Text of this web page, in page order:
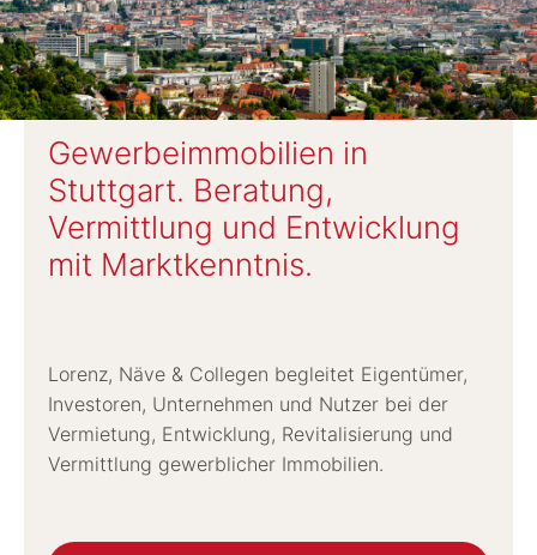
Gewerbeimmobilien in
Stuttgart. Beratung,
Vermittlung und Entwicklung
mit Marktkenntnis.
Lorenz, Näve & Collegen begleitet Eigentümer,
Investoren, Unternehmen und Nutzer bei der
Vermietung, Entwicklung, Revitalisierung und
Vermittlung gewerblicher Immobilien.